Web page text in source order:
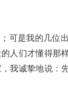
可是我的几位
人们才懂得那
我诚挚地说：